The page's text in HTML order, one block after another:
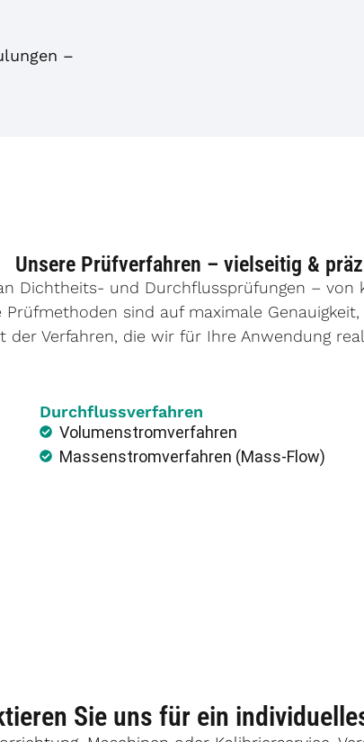
–
Unsere Prüfverfahren – vielseitig &
Dichtheits- und Durchflussprüfungen – von
sind auf maximale
der Verfahren, die wir für Ihre Anwendung
Durchflussverfahren
Volumenstromverfahren
Massenstromverfahren (Mass-Flow)
Sie uns für ein